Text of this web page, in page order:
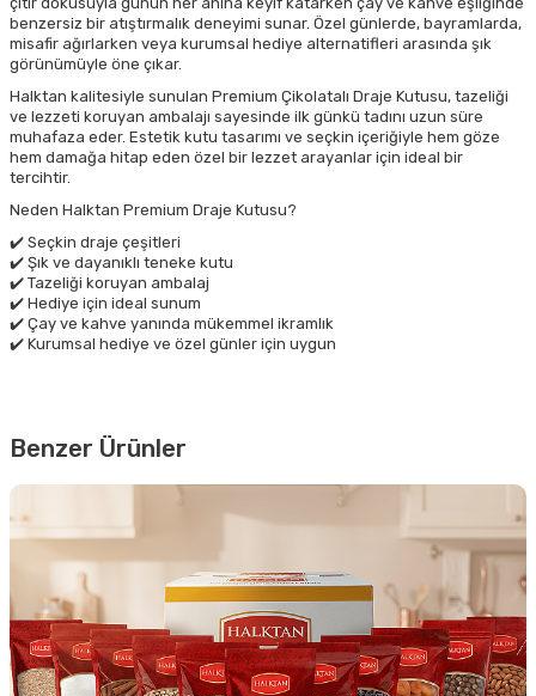
benzersiz bir atıştırmalık deneyimi sunar. Özel günlerde, bayramlarda,
misafir ağırlarken veya kurumsal hediye alternatifleri arasında şık
görünümüyle öne çıkar.
Halktan kalitesiyle sunulan Premium Çikolatalı Draje Kutusu, tazeliği
ve lezzeti koruyan ambalajı sayesinde ilk günkü tadını uzun süre
muhafaza eder. Estetik kutu tasarımı ve seçkin içeriğiyle hem göze
hem damağa hitap eden özel bir lezzet arayanlar için ideal bir
tercihtir.
Neden Halktan Premium Draje Kutusu?
✔️ Seçkin draje çeşitleri
✔️ Şık ve dayanıklı teneke kutu
✔️ Tazeliği koruyan ambalaj
✔️ Hediye için ideal sunum
✔️ Çay ve kahve yanında mükemmel ikramlık
✔️ Kurumsal hediye ve özel günler için uygun
Benzer Ürünler